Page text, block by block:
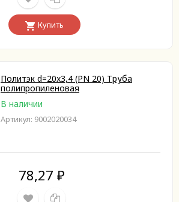
Купить
Политэк d=20x3,4 (PN 20) Труба
полипропиленовая
В наличии
Артикул: 9002020034
78,27 ₽